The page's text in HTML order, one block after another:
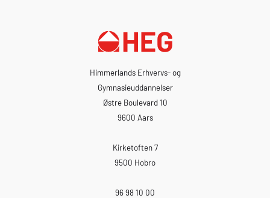
Himmerlands Erhvervs- og
Gymnasieuddannelser
Østre Boulevard 10
9600 Aars
Kirketoften 7
9500 Hobro
96 98 10 00